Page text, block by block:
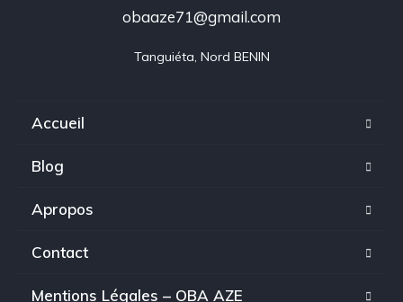
obaaze71@gmail.com
Tanguiéta, Nord BENIN
Accueil
Blog
Apropos
Contact
Mentions Légales – OBA AZE